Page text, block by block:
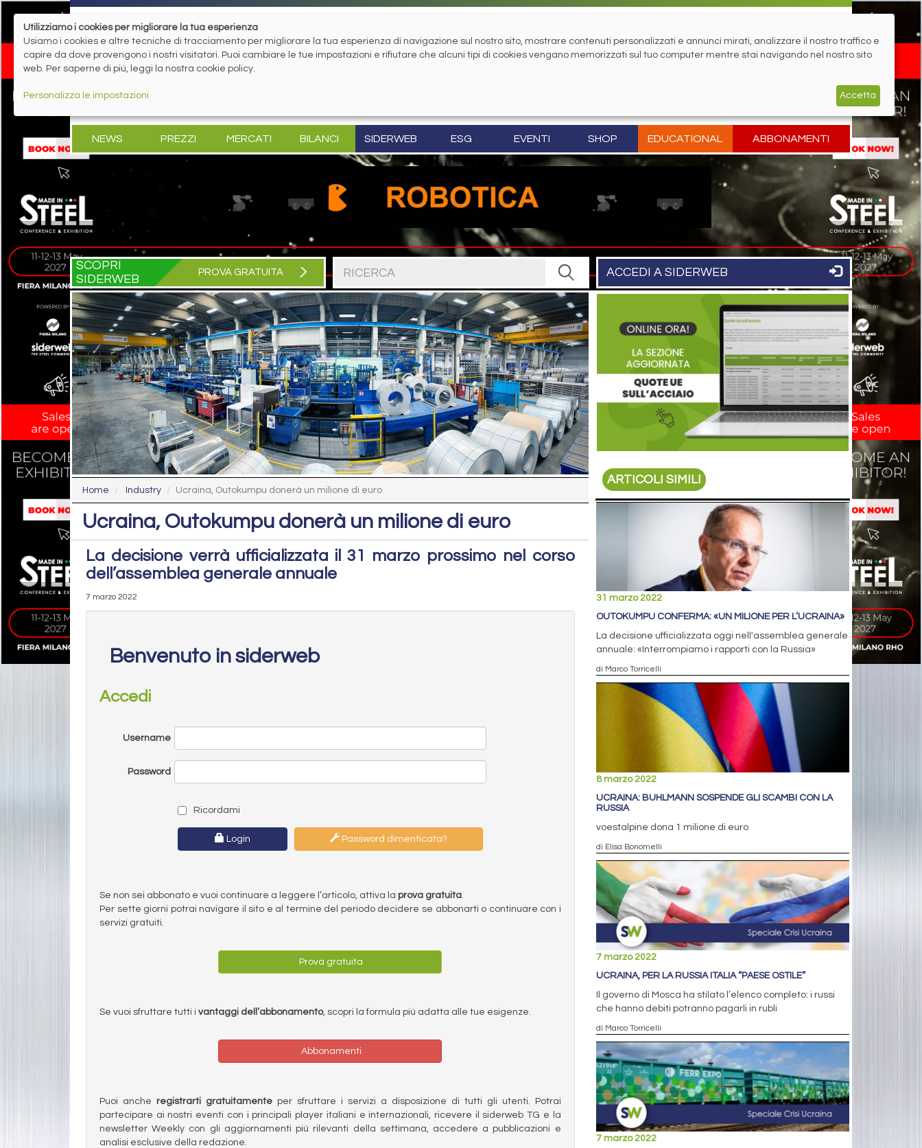
NEWS PREZZI MERCATI BILANCI SIDERWEB ESG EVENTI SHOP EDUCATIONAL ABBONAMENTI
SCOPRI
SIDERWEB
PROVA GRATUITA ACCEDI A SIDERWEB
Home Industry Ucraina, Outokumpu donerà un milione di euro
Ucraina, Outokumpu donerà un milione di euro
La decisione verrà ufficializzata il 31 marzo prossimo nel corso
dell’assemblea generale annuale
7 marzo 2022
Benvenuto in siderweb
Accedi
Username
Password
Ricordami
Login Password dimenticata?
Se non sei abbonato e vuoi continuare a leggere l’articolo, attiva la prova gratuita.
Per sette giorni potrai navigare il sito e al termine del periodo decidere se abbonarti o continuare con i
servizi gratuiti.
Prova gratuita
Se vuoi sfruttare tutti i vantaggi dell’abbonamento, scopri la formula più adatta alle tue esigenze.
Abbonamenti
Puoi anche registrarti gratuitamenteper sfruttare i servizi a disposizione di tutti gli utenti. Potrai
partecipare ai nostri eventi con i principali player italiani e internazionali, ricevere il siderweb TG e la
newsletter Weekly con gli aggiornamenti più rilevanti della settimana, accedere a pubblicazioni e
analisi esclusive della redazione.
ARTICOLI SIMILI
31 marzo 2022
OUTOKUMPU CONFERMA: «UN MILIONE PER L’UCRAINA»
La decisione ufficializzata oggi nell'assemblea generale
annuale: «Interrompiamo i rapporti con la Russia»
di Marco Torricelli
8 marzo 2022
UCRAINA: BUHLMANN SOSPENDE GLI SCAMBI CON LA
RUSSIA
voestalpine dona 1 milione di euro
di Elisa Bonomelli
7 marzo 2022
UCRAINA, PER LA RUSSIA ITALIA “PAESE OSTILE”
Il governo di Mosca ha stilato l’elenco completo: i russi
che hanno debiti potranno pagarli in rubli
di Marco Torricelli
7 marzo 2022
Utilizziamo i cookies per migliorare la tua esperienza
Usiamo i cookies e altre tecniche di tracciamento per migliorare la tua esperienza di navigazione sul nostro sito, mostrare contenuti personalizzati e annunci mirati, analizzare il nostro traffico e
capire da dove provengono i nostri visitatori. Puoi cambiare le tue impostazioni e rifiutare che alcuni tipi di cookies vengano memorizzati sul tuo computer mentre stai navigando nel nostro sito
web. Per saperne di più, leggi la nostra cookie policy.
Personalizza le impostazioni Accetta